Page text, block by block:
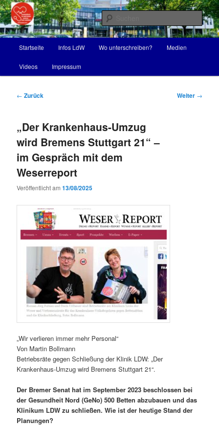
Zum
Inhalt
wechseln
Volksbegehren-LdW – gegen die
Schließung des Klinikums Links-
der-Weser
Krankenhäuser erhalten – nicht schließen
Startseite Infos LdW Wo unterschreiben? Medien
Videos Impressum
Beitragsnavigation
← Zurück Weiter →
„Der Krankenhaus-Umzug
wird Bremens Stuttgart 21“ –
im Gespräch mit dem
Weserreport
Veröffentlicht am13/08/2025
„Wir verlieren immer mehr Personal“
Von Martin Bollmann
Betriebsräte gegen Schließung der Klinik LDW: „Der
Krankenhaus-Umzug wird Bremens Stuttgart 21“.
Der Bremer Senat hat im September 2023 beschlossen bei
der Gesundheit Nord (GeNo) 500 Betten abzubauen und das
Klinikum LDW zu schließen. Wie ist der heutige Stand der
Planungen?